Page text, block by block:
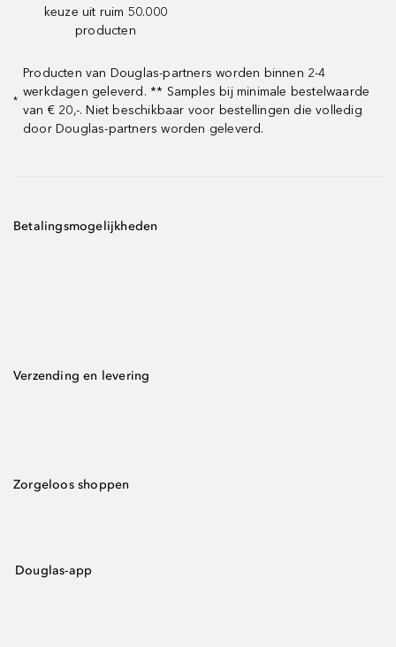
keuze uit ruim 50.000
producten
*
Producten van Douglas-partners worden binnen 2-4
werkdagen geleverd. ** Samples bij minimale bestelwaarde
van € 20,-. Niet beschikbaar voor bestellingen die volledig
door Douglas-partners worden geleverd.
Betalingsmogelijkheden
Verzending en levering
Zorgeloos shoppen
Douglas-app